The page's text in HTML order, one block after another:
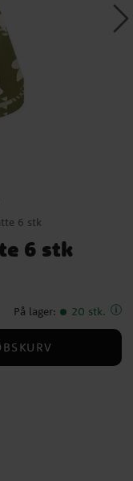
6 stk
6 stk
På lager: 20 stk.